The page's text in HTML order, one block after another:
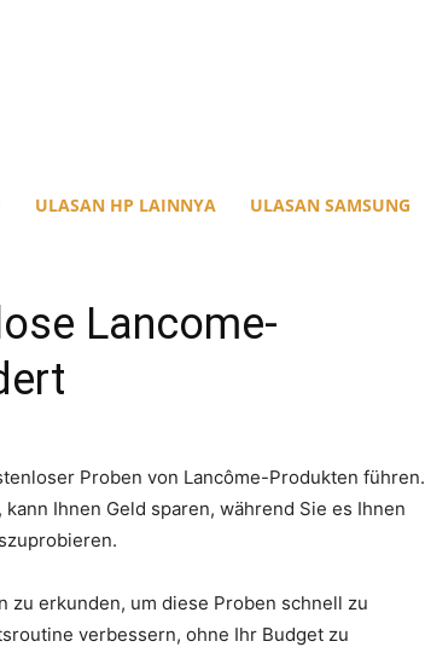
ULASAN HP LAINNYA ULASAN SAMSUNG
Lancome-
Proben von Lancôme-Produkten führen.
Ihnen Geld sparen, während Sie es Ihnen
zu erkunden, um diese Proben schnell zu
verbessern, ohne Ihr Budget zu